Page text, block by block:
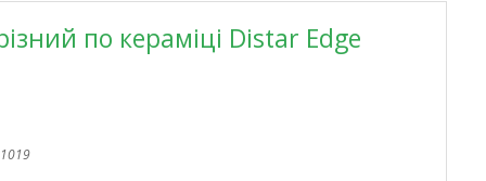
по кераміці Distar Edge